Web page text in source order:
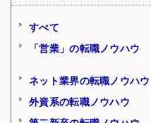
すべて
「営業」の転職ノウハウ
ネット業界の転職ノウハウ
外資系の転職ノウハウ